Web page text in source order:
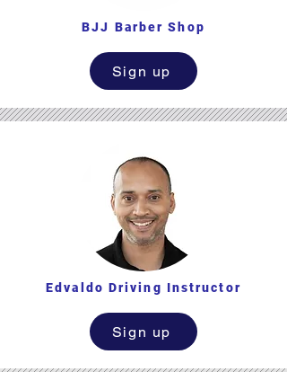
BJJ Barber Shop
Sign up
Edvaldo Driving Instructor
Sign up